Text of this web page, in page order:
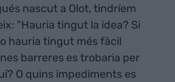
nascut a Olot, tindríem
"Hauria tingut la idea? Si
hauria tingut més fàcil
barreres es trobaria per
O quins impediments es